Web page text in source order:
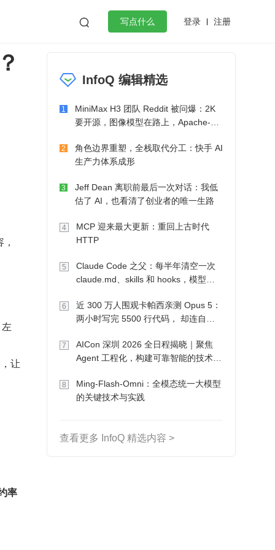
 写点什么 登录 注册
作
微服务架构 flutter
让
率
InfoQ 编辑精选
1
MiniMax H3 团队 Reddit 被问爆：2K
要开源，图像模型在路上，Apache-2.0
2
角色边界重塑，全栈取代分工：快手 AI
生产力体系成形
3
Jeff Dean 离职前最后一次对话：我低
估了 AI，也看清了创业者的唯一生路
4
MCP 迎来最大更新：重回上古时代
HTTP
5
Claude Code 之父：每半年清空一次
claude.md、skills 和 hooks，模型自
6
近 300 万人围观卡帕西亲测 Opus 5：
两小时写完 5500 行代码， 却连自己
7
AICon 深圳 2026 全日程揭晓｜聚焦
Agent 工程化，构建可靠智能的技术路
8
Ming-Flash-Omni：全模态统一大模型
的关键技术与实践
查看更多 InfoQ 精选内容 >